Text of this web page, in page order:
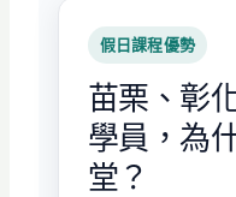
假日課程優勢
苗栗、彰
學員，為
堂？